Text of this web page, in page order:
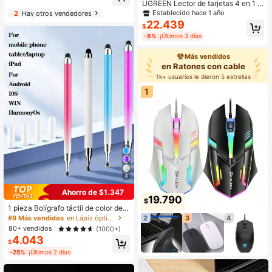
2Hay otros vendedores
4
Ahorro de $1.347
1 pieza Bolígrafo táctil de color degr
adado, compatible con teléfonos int
eligentes, tabletas, iPads, para ofici
na, dibujo, corte, bolígrafo capacitiv
o
#9 Más vendidos
en Lápiz óptico
80+ vendidos
(1000+)
$4.043
-25% ¡Últimos 2 días
UGREEN Lector de tarjetas 4 en 1 T
ype C USB 3.0 de 0.5 metros, pued
e leer 4 tarjetas simultáneamente p
ara tarjetas de memoria digital TF S
D Micro SD
Establecido hace 1 año
$22.439
-8% ¡Últimos 3 días
Más vendidos
en Ratones con cable
1k+ usuarios le dieron 5 estrellas
1
$19.790
2 3 4